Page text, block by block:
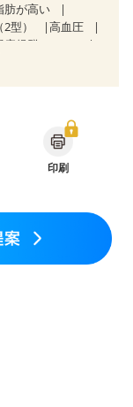
肪が高い
型）
高血圧
候群（IBS）
印刷